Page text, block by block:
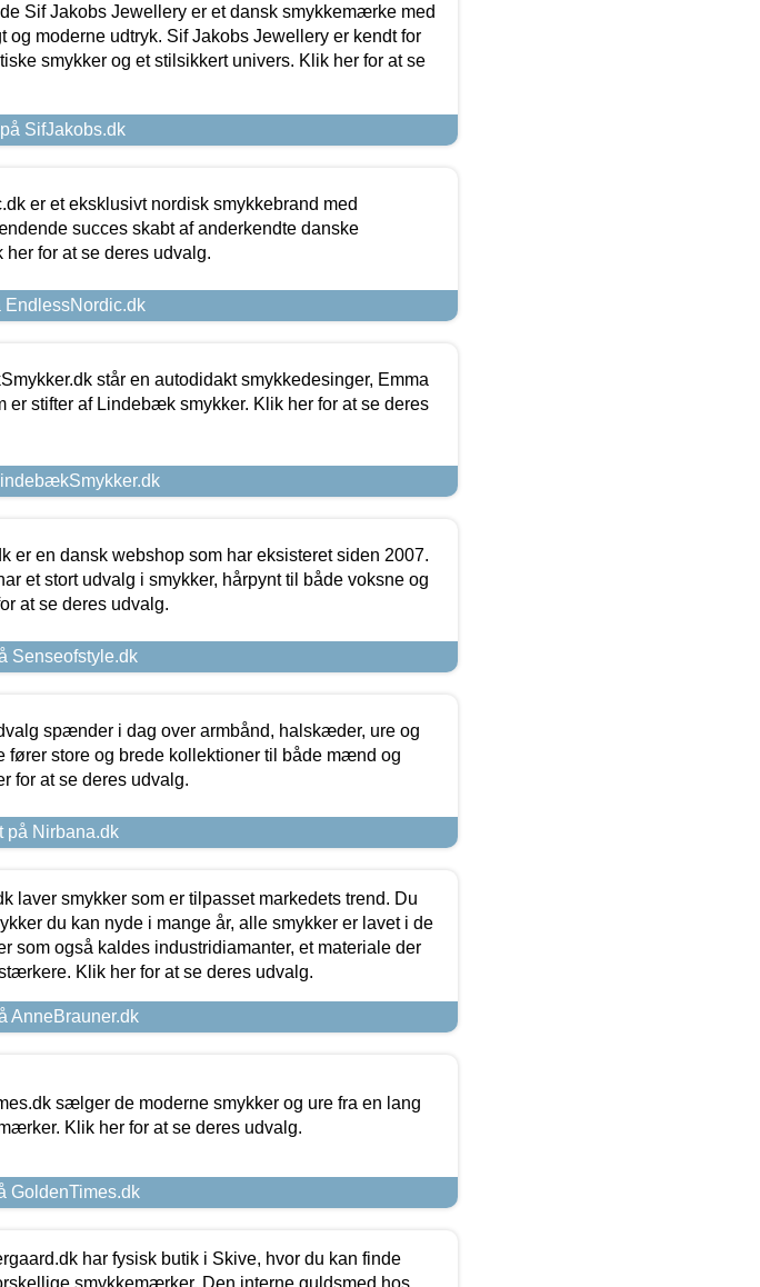
Sif Jakobs Jewellery er et dansk smykkemærke med
og moderne udtryk. Sif Jakobs Jewellery er kendt for
smykker og et stilsikkert univers. Klik her for at se
SifJakobs.dk
er et eksklusivt nordisk smykkebrand med
succes skabt af anderkendte danske
her for at se deres udvalg.
EndlessNordic.dk
står en autodidakt smykkedesinger, Emma
er stifter af Lindebæk smykker. Klik her for at se deres
er en dansk webshop som har eksisteret siden 2007.
et stort udvalg i smykker, hårpynt til både voksne og
at se deres udvalg.
Senseofstyle.dk
spænder i dag over armbånd, halskæder, ure og
fører store og brede kollektioner til både mænd og
for at se deres udvalg.
på Nirbana.dk
laver smykker som er tilpasset markedets trend. Du
du kan nyde i mange år, alle smykker er lavet i de
som også kaldes industridiamanter, et materiale der
Klik her for at se deres udvalg.
AnneBrauner.dk
sælger de moderne smykker og ure fra en lang
Klik her for at se deres udvalg.
GoldenTimes.dk
har fysisk butik i Skive, hvor du kan finde
smykkemærker. Den interne guldsmed hos